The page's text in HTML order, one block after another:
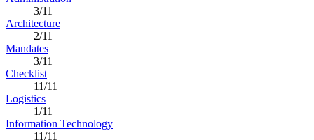
3/11
Architecture
2/11
Mandates
3/11
Checklist
11/11
Logistics
1/11
Information Technology
11/11